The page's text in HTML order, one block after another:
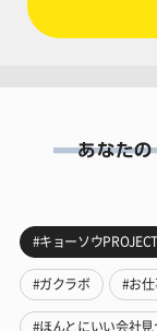
#キョーソウPROJECT
#ガクラボ #お仕
#ほんとにいい会社見